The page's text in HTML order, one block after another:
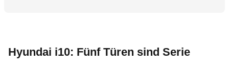
Hyundai i10: Fünf Türen sind Serie